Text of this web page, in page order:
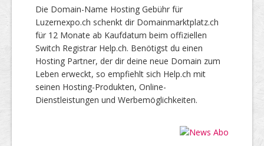
Die Domain-Name Hosting Gebühr für
Luzernexpo.ch schenkt dir Domainmarktplatz.ch
für 12 Monate ab Kaufdatum beim offiziellen
Switch Registrar Help.ch. Benötigst du einen
Hosting Partner, der dir deine neue Domain zum
Leben erweckt, so empfiehlt sich Help.ch mit
seinen Hosting-Produkten, Online-
Dienstleistungen und Werbemöglichkeiten.